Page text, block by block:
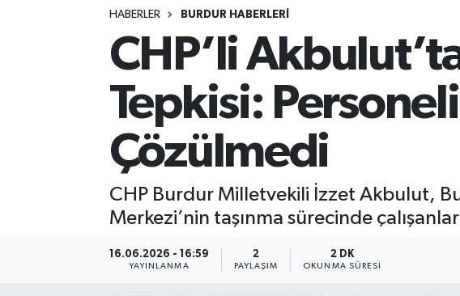
HABERLER BURDUR HABERLERİ
CHP’li
Tepkisi:
Çözülmedi
CHP Burdur Milletvekili İzzet Akbulut,
Merkezi’nin taşınma sürecinde
16.06.2026 - 16:59
YAYINLANMA
2
PAYLAŞIM
2 DK
OKUNMA SÜRESI